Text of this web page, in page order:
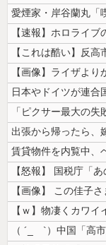
日本やドイツが連合
【ｗ】物凄くカワイ